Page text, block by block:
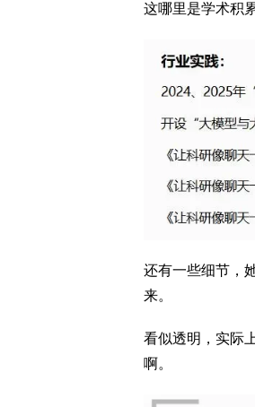
这哪里是学术积
还有一些细节，
来。
看似透明，实际
啊。